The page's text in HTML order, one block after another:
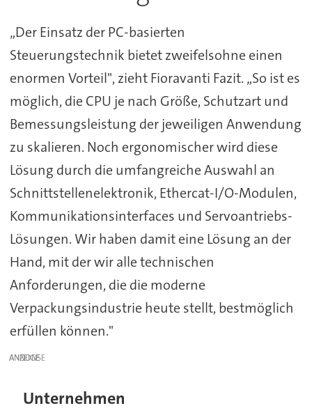
„Der Einsatz der PC-basierten
Steuerungstechnik bietet zweifelsohne einen
enormen Vorteil", zieht Fioravanti Fazit. „So ist es
möglich, die CPU je nach Größe, Schutzart und
Bemessungsleistung der jeweiligen Anwendung
zu skalieren. Noch ergonomischer wird diese
Lösung durch die umfangreiche Auswahl an
Schnittstellenelektronik, Ethercat-I/O-Modulen,
Kommunikationsinterfaces und Servoantriebs-
Lösungen. Wir haben damit eine Lösung an der
Hand, mit der wir alle technischen
Anforderungen, die die moderne
Verpackungsindustrie heute stellt, bestmöglich
erfüllen können."
ANZEIGE
Unternehmen